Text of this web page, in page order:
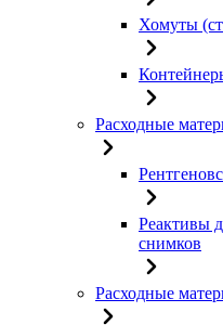
Хомуты
Расходные
Реактивы
снимков
Расходные